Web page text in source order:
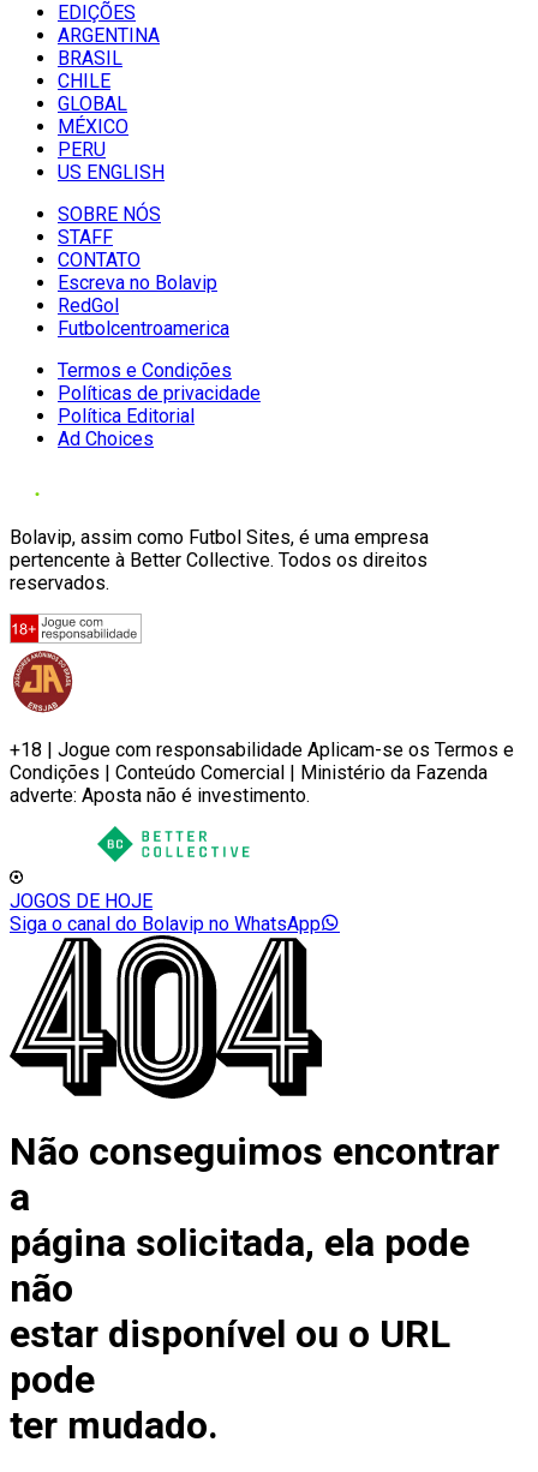
EDIÇÕES
ARGENTINA
BRASIL
CHILE
GLOBAL
MÉXICO
PERU
US ENGLISH
SOBRE NÓS
STAFF
CONTATO
Escreva no Bolavip
RedGol
Futbolcentroamerica
Termos e Condições
Políticas de privacidade
Política Editorial
Ad Choices
Bolavip, assim como Futbol Sites, é uma empresa
pertencente à Better Collective. Todos os direitos
reservados.
+18 | Jogue com responsabilidade Aplicam-se os Termos e
Condições | Conteúdo Comercial | Ministério da Fazenda
adverte: Aposta não é investimento.
JOGOS DE HOJE
Siga o canal do Bolavip no WhatsApp
Não conseguimos encontrar
a
página solicitada, ela pode
não
estar disponível ou o URL
pode
ter mudado.